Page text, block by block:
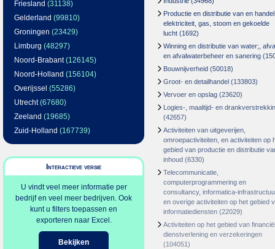
Friesland (31138)
Gelderland (99810)
Groningen (23429)
Limburg (48297)
Noord-Brabant(126145)
Noord-Holland (156104)
Overijssel (55286)
Utrecht(67680)
Zeeland (19685)
Zuid-Holland (167739)
Interactieve versie
U vindt veel meer informatie per
bedrijf en veel meer bedrijven. Ook
kunt u filters toepassen en
exporteren naar Excel.
Bekijken
Productie en distributie van en
elektriciteit, gas, stoom en gekoelde
lucht (1692)
Winning en distributie van water;,
en afvalwaterbeheer en sanering
Bouwnijverheid (50018)
Groot- en detailhandel (133803)
Vervoer en opslag (23620)
Logies-, maaltijd- en
(42657)
Activiteiten van uitgeverijen,
omroepactiviteiten, en activiteiten op
gebied van productie en distributie
inhoud (6330)
Telecommunicatie,
computerprogrammering en
consultancy, informatica-
en overige activiteiten op het gebied
informatiediensten (22029)
Activiteiten op het gebied van
dienstverlening en verzekeringen
(104051)